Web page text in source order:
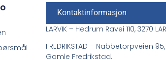
Kontaktinformasjon
LARVIK – Hedrum Ravei 110, 3270
FREDRIKSTAD – Nabbetorpveien 95,
Gamle Fredrikstad.